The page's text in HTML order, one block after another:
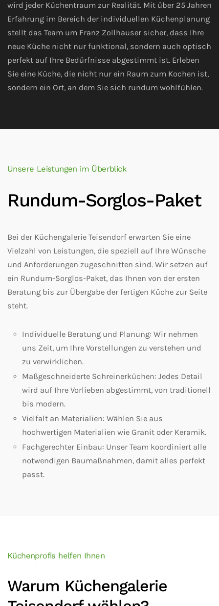
wird jeder Küchentraum zur Realität. Mit über 25 Jahren
Erfahrung im Bereich der individuellen Küchenplanung
stellt das Team um Franz Zollhauser sicher, dass Ihre
neue Küche nicht nur funktional, sondern auch optisch
perfekt auf Ihre Bedürfnisse abgestimmt ist. Erleben
Sie eine Küche, die nicht nur ein Raum zum Kochen ist,
sondern ein Ort, an dem Sie sich rundum wohlfühlen.
Unsere Leistungen im Überblick
Rundum-Sorglos-Paket
Bei der Küchengalerie Teisendorf erwarten Sie eine
Vielzahl von Leistungen, die speziell auf Ihre Wünsche
und Anforderungen zugeschnitten sind. Wir setzen auf
ein Rundum-Sorglos-Paket, das Ihnen von der ersten
Beratung bis zur Übergabe der fertigen Küche zur Seite
steht.
Individuelle Beratung und Planung: Wir nehmen
uns Zeit, um Ihre Vorstellungen zu verstehen und
zu verwirklichen.
Maßgeschneiderte Schreinerküchen: Jedes Detail
wird auf Ihre Vorlieben abgestimmt, von traditionell
bis modern.
Vielfalt an Materialien: Wählen Sie aus
hochwertigen Materialien wie Granit oder Keramik.
Fachgerechter Einbau: Unser Team koordiniert alle
notwendigen Baumaßnahmen, damit alles perfekt
passt.
Küchenprofis helfen Ihnen
Warum Küchengalerie